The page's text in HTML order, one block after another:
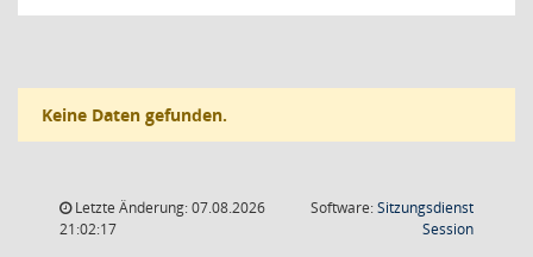
Keine Daten gefunden.
Letzte Änderung: 07.08.2026
21:02:17
Software:Sitzungsdienst
Session(Wird in